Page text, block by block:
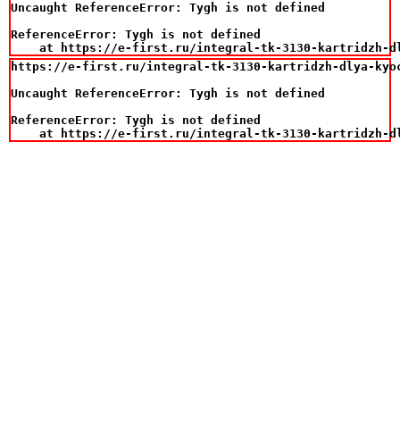
Uncaught ReferenceError: Tygh is not defined
ReferenceError: Tygh is not defined
at https://e-first.ru/integral-tk-3130-
https://e-first.ru/integral-tk-3130-kartridzh-dlya-
Uncaught ReferenceError: Tygh is not defined
ReferenceError: Tygh is not defined
at https://e-first.ru/integral-tk-3130-